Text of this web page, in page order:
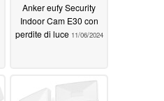
Anker eufy Security
Indoor Cam E30 con
perdite di luce 11/06/2024